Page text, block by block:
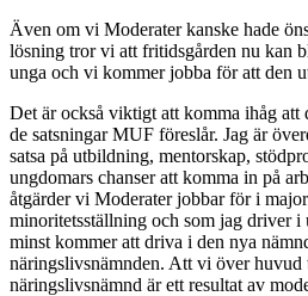
Även om vi Moderater kanske hade
lösning tror vi att fritidsgården nu kan
unga och vi kommer jobba för att den
Det är också viktigt att komma ihåg att
de satsningar MUF föreslår. Jag är
satsa på utbildning, mentorskap,
ungdomars chanser att komma in på
åtgärder vi Moderater jobbar för i
minoritetsställning och som jag driver
minst kommer att driva i den nya
näringslivsnämnden. Att vi över huvud
näringslivsnämnd är ett resultat av